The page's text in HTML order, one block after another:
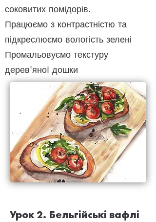
соковитих помідорів.
Працюємо з контрастністю та
підкреслюємо вологість зелені
Промальовуємо текстуру
дерев'яної дошки
Урок 2. Бельгійські вафлі